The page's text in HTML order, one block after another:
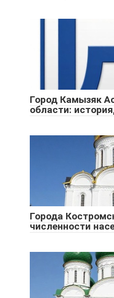
Город Камызяк
области:
Города
численности